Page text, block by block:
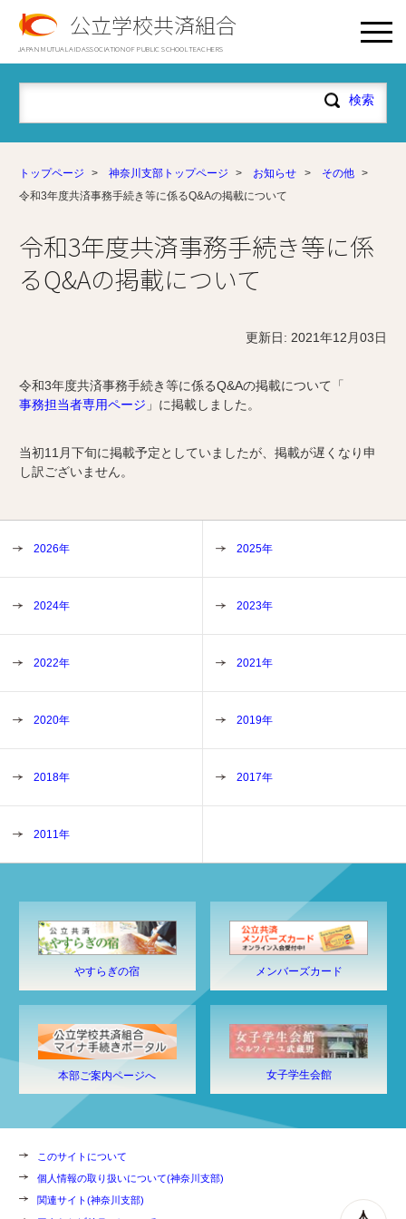
公立学校共済組合
JAPAN MUTUAL AID ASSOCIATION OF PUBLIC SCHOOL TEACHERS
トップページ > 神奈川支部トップページ > お知らせ > その他 >
令和3年度共済事務手続き等に係るQ&Aの掲載について
令和3年度共済事務手続き等に係
るQ&Aの掲載について
更新日: 2021年12月03日
令和3年度共済事務手続き等に係るQ&Aの掲載について「
事務担当者専用ページ 」に掲載しました。
当初11月下旬に掲載予定としていましたが、掲載が遅くなり申
し訳ございません。
2026年 2025年
2024年 2023年
2022年 2021年
2020年 2019年
2018年 2017年
2011年
やすらぎの宿 メンバーズカード
本部ご案内ページへ 女子学生会館
このサイトについて
個人情報の取り扱いについて(神奈川支部)
関連サイト(神奈川支部)